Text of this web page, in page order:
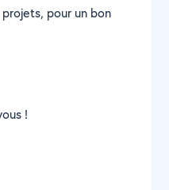
pour un bon
!